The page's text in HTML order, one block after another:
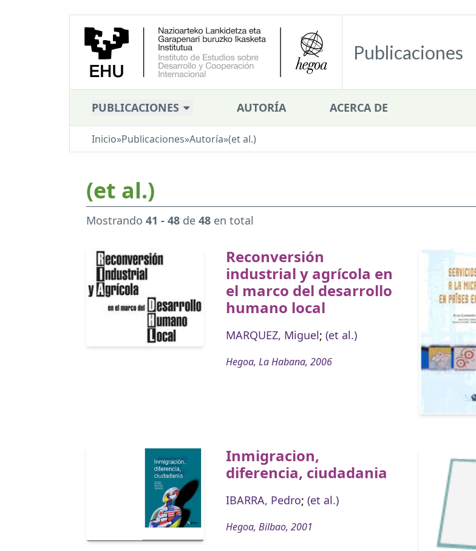
Publicaciones
PUBLICACIONES AUTORÍA ACERCA DE
Inicio»Publicaciones»Autoría»(et al.)
(et al.)
Mostrando 41 - 48 de 48 en total
Reconversión
industrial y agrícola en
el marco del desarrollo
humano local
MARQUEZ, Miguel; (et al.)
Hegoa, La Habana, 2006
Inmigracion,
diferencia, ciudadania
IBARRA, Pedro; (et al.)
Hegoa, Bilbao, 2001